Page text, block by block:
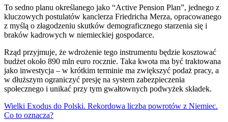
To sedno planu określanego jako “Active Pension Plan”, jednego z
kluczowych postulatów kanclerza Friedricha Merza, opracowanego
z myślą o złagodzeniu skutków demograficznego starzenia się i
braków kadrowych w niemieckiej gospodarce.
Rząd przyjmuje, że wdrożenie tego instrumentu będzie kosztować
budżet około 890 mln euro rocznie. Taka kwota ma być traktowana
jako inwestycja – w krótkim terminie ma zwiększyć podaż pracy, a
w dłuższym ograniczyć presję na system zabezpieczenia
społecznego i unikać przy tym gwałtownych podwyżek składek.
Wielki Exodus do Polski. Rekordowa liczba powrotów z Niemiec.
Co to oznacza?